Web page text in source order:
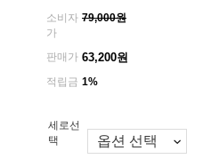
소비자
가
79,000원
판매가 63,200원
적립금 1%
세로선
택